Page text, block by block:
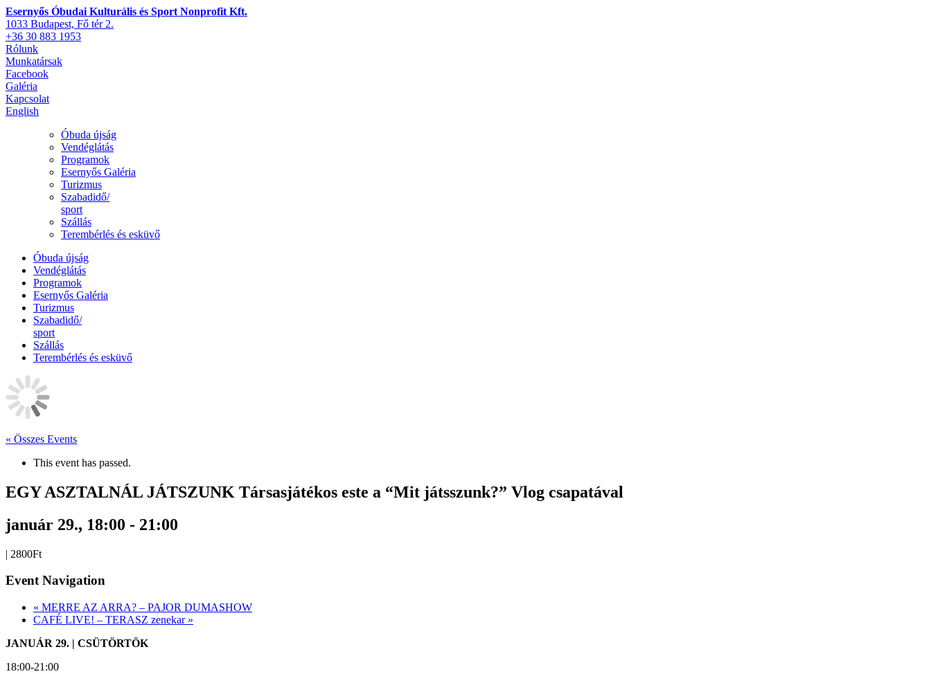
Esernyős Óbudai Kulturális és Sport Nonprofit Kft.
1033 Budapest, Fő tér 2.
+36 30 883 1953
Rólunk
Munkatársak
Facebook
Galéria
Kapcsolat
English
Óbuda újság
Vendéglátás
Programok
Esernyős Galéria
Turizmus
Szabadidő/
sport
Szállás
Terembérlés és esküvő
Óbuda újság
Vendéglátás
Programok
Esernyős Galéria
Turizmus
Szabadidő/
sport
Szállás
Terembérlés és esküvő
« Összes Events
This event has passed.
EGY ASZTALNÁL JÁTSZUNK Társasjátékos este a “Mit játsszunk?” Vlog csapatával
január 29., 18:00 - 21:00
| 2800Ft
Event Navigation
« MERRE AZ ARRA? – PAJOR DUMASHOW
CAFÉ LIVE! – TERASZ zenekar »
JANUÁR 29. | CSÜTÖRTÖK
18:00-21:00